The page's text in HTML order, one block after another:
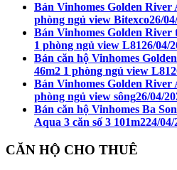
Bán Vinhomes Golden River
phòng ngủ view Bitexco26/
Bán Vinhomes Golden River
1 phòng ngủ view L8126/04/
Bán căn hộ Vinhomes
46m2 1 phòng ngủ view L81
Bán Vinhomes Golden River
phòng ngủ view sông26/04/
Bán căn hộ Vinhomes Ba
Aqua 3 căn số 3 101m224/04/
CĂN HỘ CHO THUÊ